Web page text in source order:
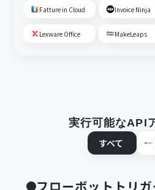
Fatture in Cloud Invoice Ninja
Lexware Office MakeLeaps
実行可能なAPI
すべて
フローボットトリガ